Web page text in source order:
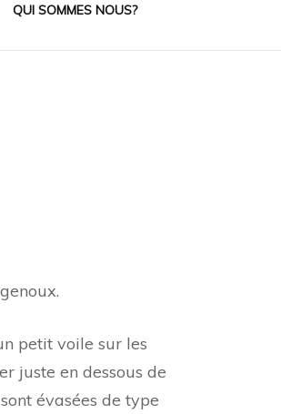
QUI SOMMES NOUS?
petit voile sur les
juste en dessous de
évasées de type